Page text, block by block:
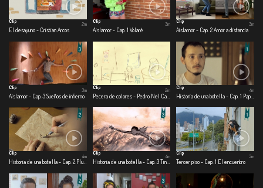
Clip
El desayuno - Cristian Arcos
2m
Clip
Aislamor - Cap. 1 Volaré
3m
Clip
Aislamor - Cap. 2 Amor a distancia
3m
Clip
Aislamor - Cap. 3 Sueños de infierno
3m
Clip
Pecera de colores - Pedro Nel Cabrera
2m
Clip
4m
Clip
4m
Clip
Historia de una botella - Cap. 3 Tinta
4m
Clip
Tercer piso - Cap. 1 El encuentro
3m